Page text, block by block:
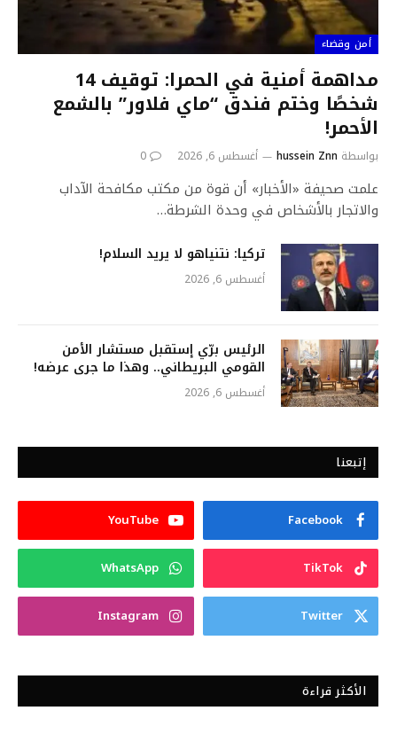
أمن وقضاء
مداهمة أمنية في الحمرا: توقيف 14
شخصًا وختم فندق “ماي فلاور” بالشمع
الأحمر!
بواسطة hussein Znn أغسطس 6, 2026 0
علمت صحيفة «الأخبار» أن قوة من مكتب مكافحة الآداب
والاتجار بالأشخاص في وحدة الشرطة…
تركيا: نتنياهو لا يريد السلام!
أغسطس 6, 2026
الرئيس برّي إستقبل مستشار الأمن
القومي البريطاني.. وهذا ما جرى عرضه!
أغسطس 6, 2026
إتبعنا
Facebook
YouTube
TikTok
WhatsApp
Twitter
Instagram
الأكثر قراءة